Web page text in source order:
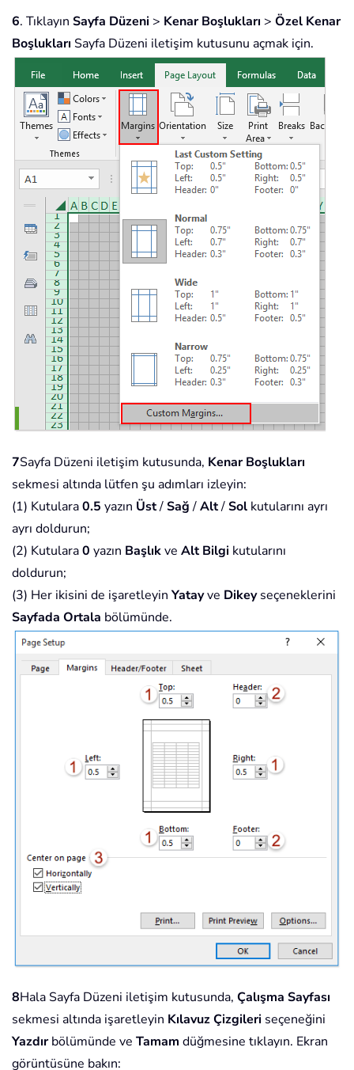
6. Tıklayın Sayfa Düzeni > Kenar Boşlukları > Özel Kenar
Boşlukları Sayfa Düzeni iletişim kutusunu açmak için.
7Sayfa Düzeni iletişim kutusunda, Kenar Boşlukları
sekmesi altında lütfen şu adımları izleyin:
(1) Kutulara0.5 yazın Üst/Sağ/Alt/Sol kutularını ayrı
ayrı doldurun;
(2) Kutulara0 yazın Başlıkve Alt Bilgi kutularını
doldurun;
(3) Her ikisini de işaretleyin Yatayve Dikeyseçeneklerini
Sayfada Ortala bölümünde.
8Hala Sayfa Düzeni iletişim kutusunda, Çalışma Sayfası
sekmesi altında işaretleyin Kılavuz Çizgileri seçeneğini
Yazdırbölümünde ve Tamam düğmesine tıklayın. Ekran
görüntüsüne bakın: